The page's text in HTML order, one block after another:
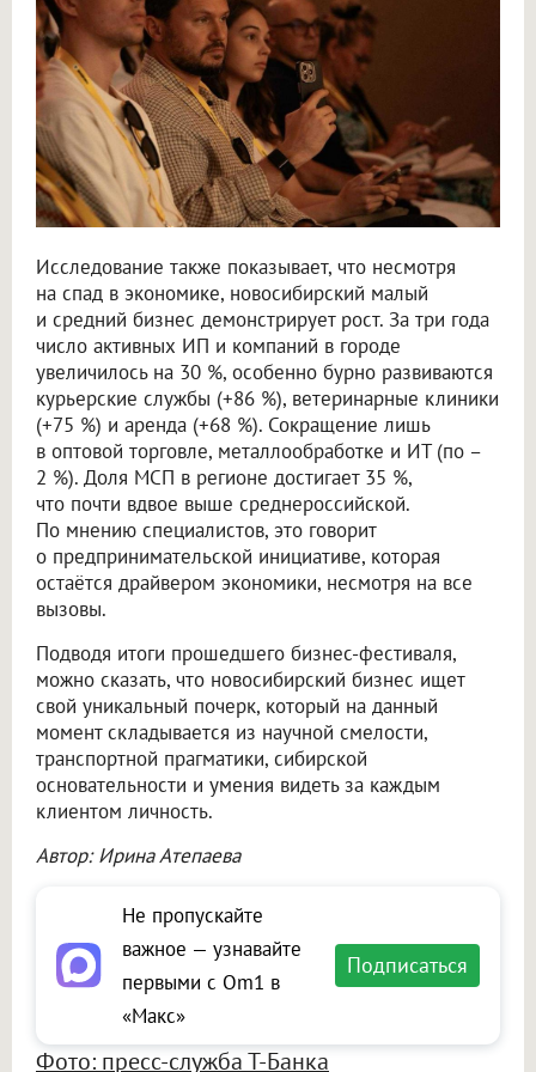
Исследование также показывает, что несмотря
на спад в экономике, новосибирский малый
и средний бизнес демонстрирует рост. За три года
число активных ИП и компаний в городе
увеличилось на 30 %, особенно бурно развиваются
курьерские службы (+86 %), ветеринарные клиники
(+75 %) и аренда (+68 %). Сокращение лишь
в оптовой торговле, металлообработке и ИТ (по –
2 %). Доля МСП в регионе достигает 35 %,
что почти вдвое выше среднероссийской.
По мнению специалистов, это говорит
о предпринимательской инициативе, которая
остаётся драйвером экономики, несмотря на все
вызовы.
Подводя итоги прошедшего бизнес-фестиваля,
можно сказать, что новосибирский бизнес ищет
свой уникальный почерк, который на данный
момент складывается из научной смелости,
транспортной прагматики, сибирской
основательности и умения видеть за каждым
клиентом личность.
Автор: Ирина Атепаева
Не пропускайте
важное — узнавайте
первыми с Om1 в
«Макс»
Подписаться
Фото: пресс-служба Т-Банка